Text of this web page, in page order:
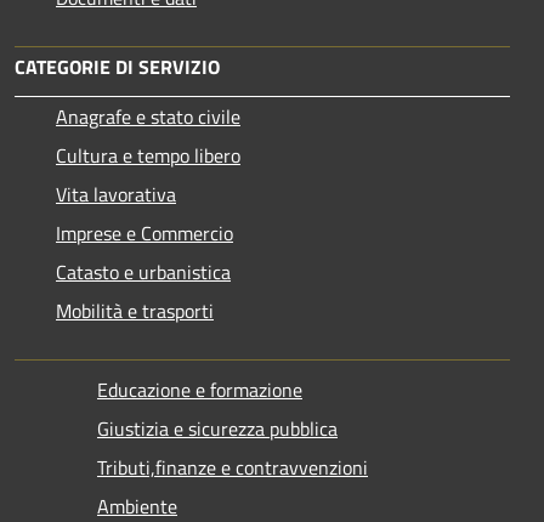
CATEGORIE DI SERVIZIO
Anagrafe e stato civile
Cultura e tempo libero
Vita lavorativa
Imprese e Commercio
Catasto e urbanistica
Mobilità e trasporti
Educazione e formazione
Giustizia e sicurezza pubblica
Tributi,finanze e contravvenzioni
Ambiente